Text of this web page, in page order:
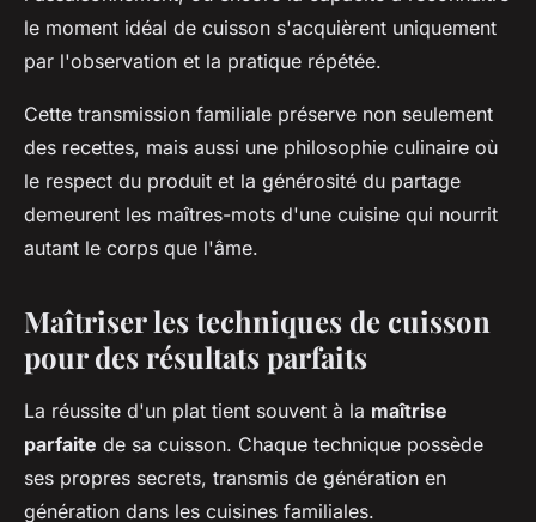
le moment idéal de cuisson s'acquièrent uniquement
par l'observation et la pratique répétée.
Cette transmission familiale préserve non seulement
des recettes, mais aussi une philosophie culinaire où
le respect du produit et la générosité du partage
demeurent les maîtres-mots d'une cuisine qui nourrit
autant le corps que l'âme.
Maîtriser les techniques de cuisson
pour des résultats parfaits
La réussite d'un plat tient souvent à la maîtrise
parfaite de sa cuisson. Chaque technique possède
ses propres secrets, transmis de génération en
génération dans les cuisines familiales.